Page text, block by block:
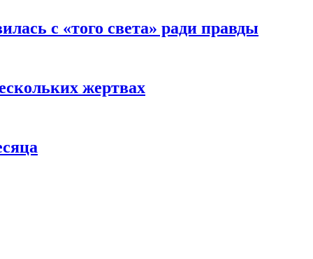
с «того света» ради правды
жертвах